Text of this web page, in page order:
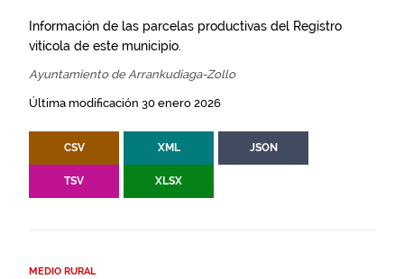
Información de las parcelas productivas del Registro
vitícola de este municipio.
Ayuntamiento de Arrankudiaga-Zollo
Última modificación 30 enero 2026
CSV XML JSON
TSV XLSX
MEDIO RURAL